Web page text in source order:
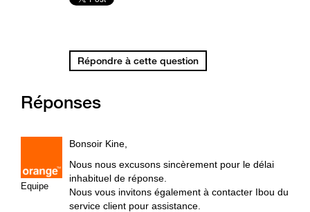
Répondre à cette question
Réponses
Equipe
Bonsoir Kine,
Nous nous excusons sincèrement pour le délai
inhabituel de réponse.
Nous vous invitons également à contacter Ibou du
service client pour assistance.